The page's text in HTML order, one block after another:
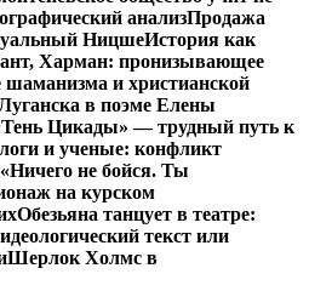
анализПродажа
НицшеИстория как
Харман: пронизывающее
шаманизма и христианской
в поэме Елены
Цикады» — трудный путь к
и ученые: конфликт
не бойся. Ты
на курском
Обезьяна танцует в театре:
текст или
Шерлок Холмс в